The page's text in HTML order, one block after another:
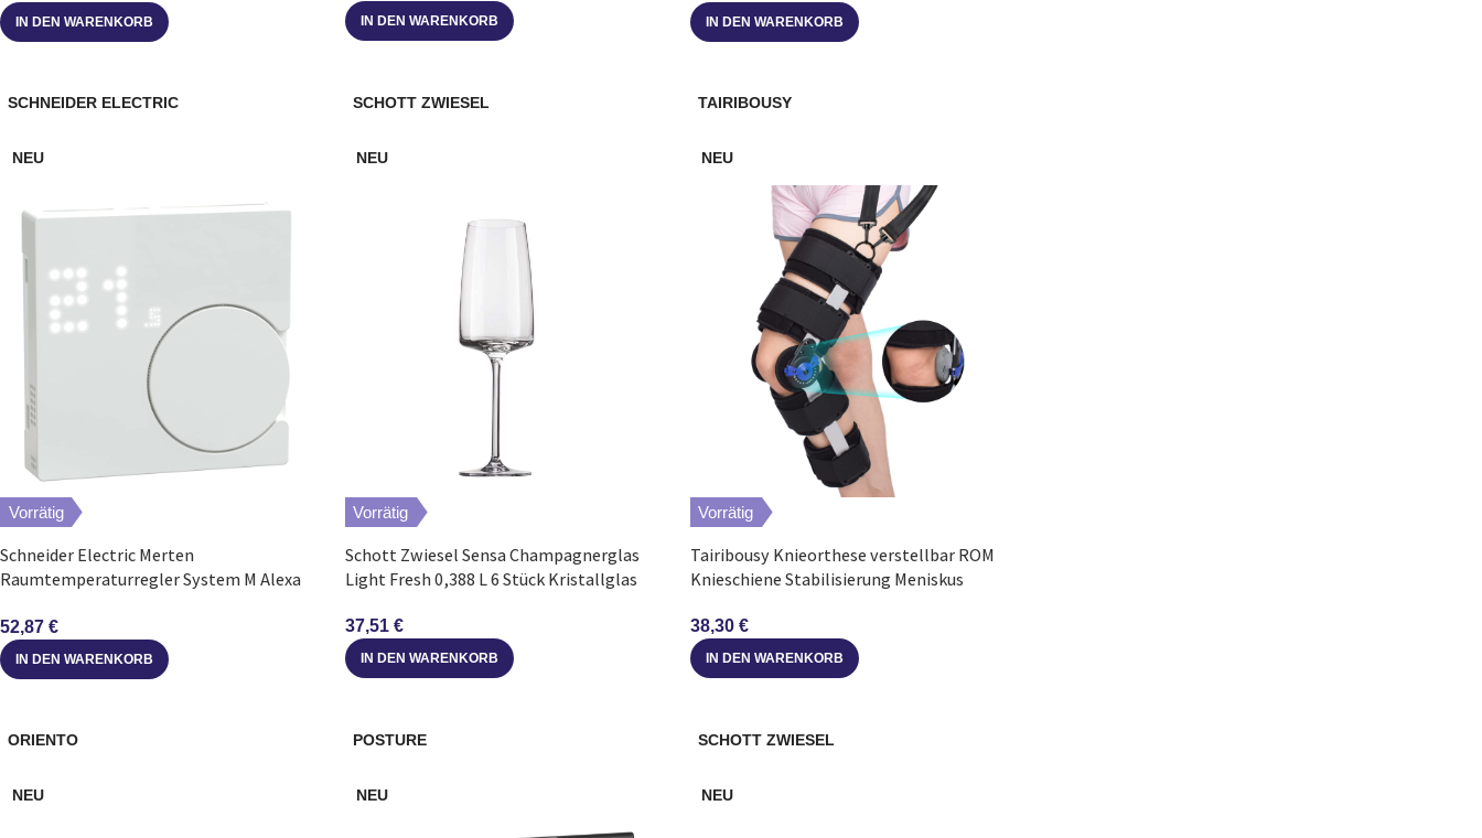
IN DEN WARENKORB IN DEN WARENKORB IN DEN WARENKORB
SCHNEIDER ELECTRIC
NEU
Vorrätig
Schneider Electric Merten
Raumtemperaturregler System M Alexa
52,87 €
IN DEN WARENKORB
SCHOTT ZWIESEL
NEU
Vorrätig
Schott Zwiesel Sensa Champagnerglas
Light Fresh 0,388 L 6 Stück Kristallglas
37,51 €
IN DEN WARENKORB
TAIRIBOUSY
NEU
Vorrätig
Tairibousy Knieorthese verstellbar ROM
Knieschiene Stabilisierung Meniskus
38,30 €
IN DEN WARENKORB
ORIENTO
NEU
POSTURE
NEU
SCHOTT ZWIESEL
NEU